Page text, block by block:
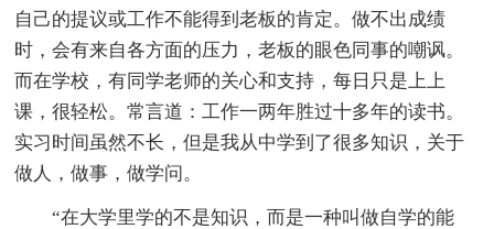
自己的提议或工作不能得到老板的肯定。做不出成绩
时，会有来自各方面的压力，老板的眼色同事的嘲讽。
而在学校，有同学老师的关心和支持，每日只是上上
课，很轻松。常言道：工作一两年胜过十多年的读书。
实习时间虽然不长，但是我从中学到了很多知识，关于
做人，做事，做学问。
“在大学里学的不是知识，而是一种叫做自学的能